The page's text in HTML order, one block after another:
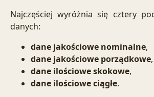
Najczęściej wyróżnia się cztery
danych:
dane jakościowe nominalne,
dane jakościowe porządkowe,
dane ilościowe skokowe,
dane ilościowe ciągłe.